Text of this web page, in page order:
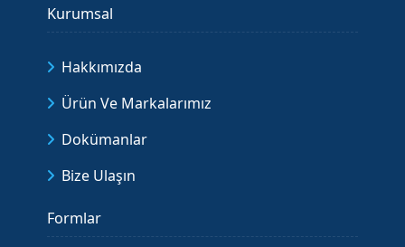
Kurumsal
Hakkımızda
Ürün Ve Markalarımız
Dokümanlar
Bize Ulaşın
Formlar